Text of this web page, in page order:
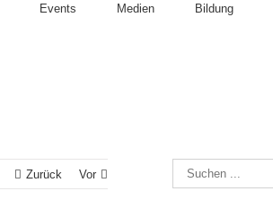
Events Medien Bildung
Zurück Vor